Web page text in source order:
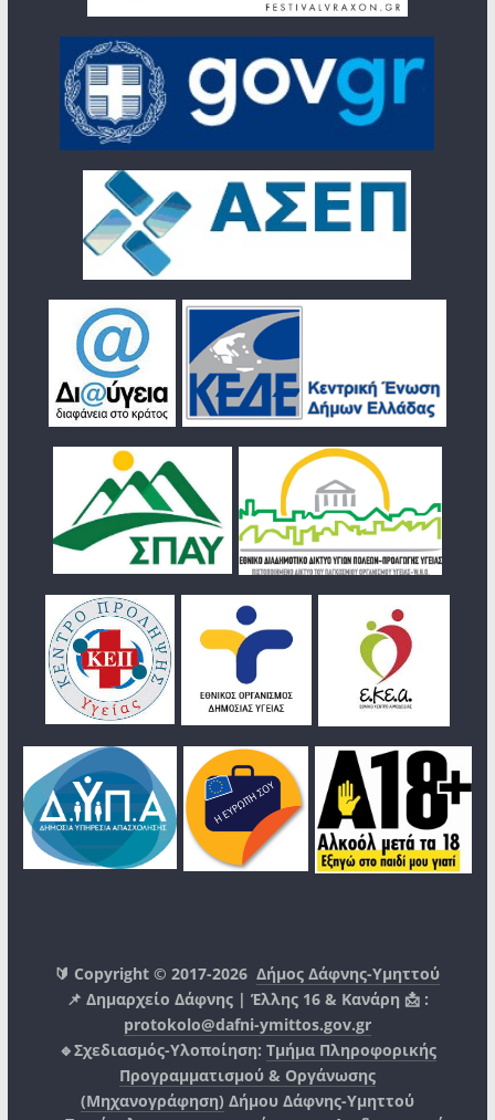
🔰 Copyright © 2017-2026Δήμος Δάφνης-Υμηττού
📌 Δημαρχείο Δάφνης | Έλλης 16 & Κανάρη 📩 :
protokolo@dafni-ymittos.gov.gr
🔹Σχεδιασμός-Υλοποίηση: Τμήμα Πληροφορικής
Προγραμματισμού & Οργάνωσης
(Μηχανογράφηση) Δήμου Δάφνης-Υμηττού